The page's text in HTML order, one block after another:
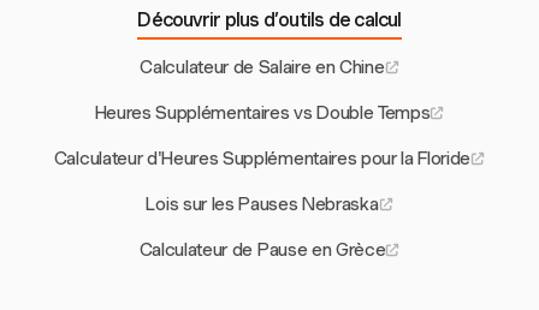
Découvrir plus d’outils de calcul
Calculateur de Salaire en Chine
Heures Supplémentaires vs Double Temps
Calculateur d'Heures Supplémentaires pour la Floride
Lois sur les Pauses Nebraska
Calculateur de Pause en Grèce